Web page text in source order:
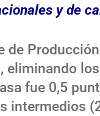
y de
de
eliminando
fue 0,5
intermedios